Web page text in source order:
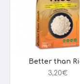
Better than
3,20€